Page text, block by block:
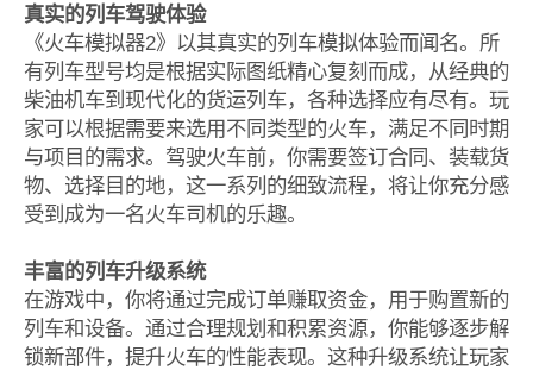
真实的列车驾驶体验
《火车模拟器2》以其真实的列车模拟体验而闻名。所
有列车型号均是根据实际图纸精心复刻而成，从经典的
柴油机车到现代化的货运列车，各种选择应有尽有。玩
家可以根据需要来选用不同类型的火车，满足不同时期
与项目的需求。驾驶火车前，你需要签订合同、装载货
物、选择目的地，这一系列的细致流程，将让你充分感
受到成为一名火车司机的乐趣。
丰富的列车升级系统
在游戏中，你将通过完成订单赚取资金，用于购置新的
列车和设备。通过合理规划和积累资源，你能够逐步解
锁新部件，提升火车的性能表现。这种升级系统让玩家